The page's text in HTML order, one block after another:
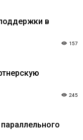
в
157
245